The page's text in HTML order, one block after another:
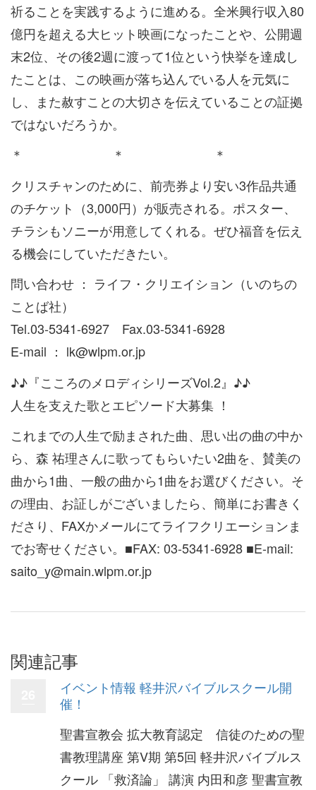
祈ることを実践するように進める。全米興行収入80
億円を超える大ヒット映画になったことや、公開週
末2位、その後2週に渡って1位という快挙を達成し
たことは、この映画が落ち込んでいる人を元気に
し、また赦すことの大切さを伝えていることの証拠
ではないだろうか。
＊ ＊ ＊
クリスチャンのために、前売券より安い3作品共通
のチケット（3,000円）が販売される。ポスター、
チラシもソニーが用意してくれる。ぜひ福音を伝え
る機会にしていただきたい。
問い合わせ ： ライフ・クリエイション（いのちの
ことば社）
Tel.03-5341-6927 Fax.03-5341-6928
E-mail ： lk@wlpm.or.jp
♪♪『こころのメロディシリーズVol.2』♪♪
人生を支えた歌とエピソード大募集 ！
これまでの人生で励まされた曲、思い出の曲の中か
ら、森 祐理さんに歌ってもらいたい2曲を、賛美の
曲から1曲、一般の曲から1曲をお選びください。そ
の理由、お証しがございましたら、簡単にお書きく
ださり、FAXかメールにてライフクリエーションま
でお寄せください。■FAX: 03-5341-6928 ■E-mail:
saito_y@main.wlpm.or.jp
関連記事
イベント情報 軽井沢バイブルスクール開
催！
聖書宣教会 拡大教育認定 信徒のための聖
書教理講座 第V期 第5回 軽井沢バイブルス
クール 「救済論」 講演 内田和彦 聖書宣教